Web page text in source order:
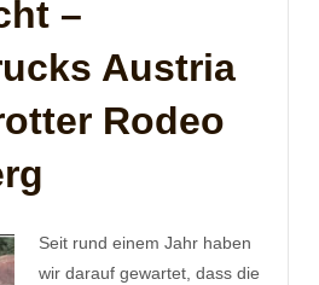
–
Austria
Rodeo
Seit rund einem Jahr haben
wir darauf gewartet, dass die